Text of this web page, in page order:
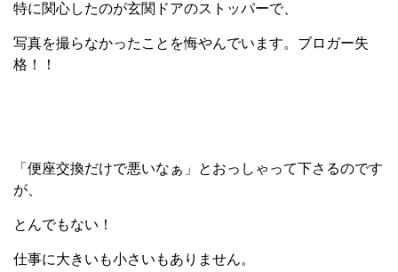
特に関心したのが玄関ドアのストッパーで、
写真を撮らなかったことを悔やんでいます。ブロガー失
格！！
「便座交換だけで悪いなぁ」とおっしゃって下さるのです
が、
とんでもない！
仕事に大きいも小さいもありません。